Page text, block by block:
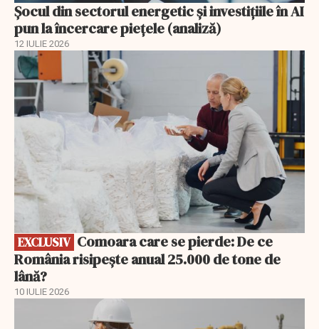
Șocul din sectorul energetic și investițiile în AI
pun la încercare piețele (analiză)
12 IULIE 2026
EXCLUSIV
EXCLUSIV
România risipește anual 25.000 de tone de
lână?
10 IULIE 2026